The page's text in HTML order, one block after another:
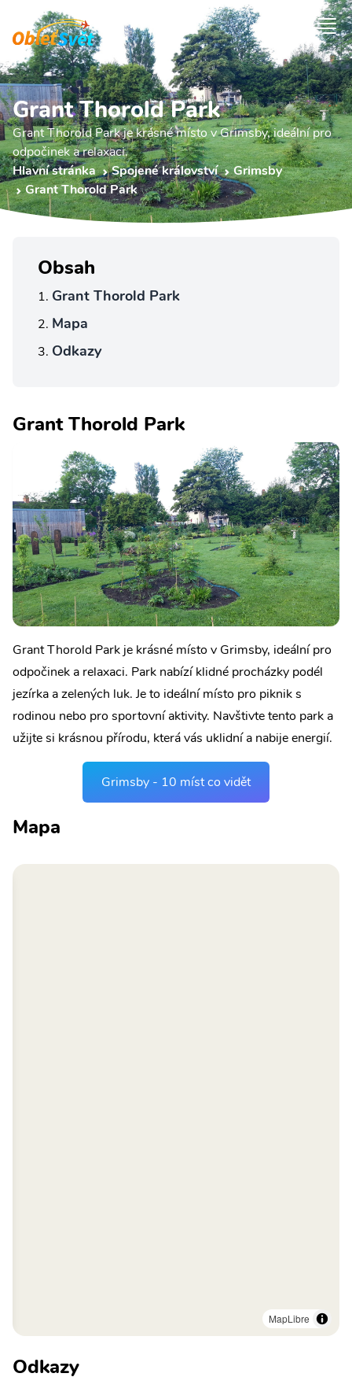
Grant Thorold Park
Grant Thorold Park je krásné místo v Grimsby, ideální pro
odpočinek a relaxaci.
Hlavní stránka
Spojené království
Grimsby
Grant Thorold Park
Obsah
Grant Thorold Park
Mapa
Odkazy
Grant Thorold Park
Grant Thorold Park je krásné místo v Grimsby, ideální pro
odpočinek a relaxaci. Park nabízí klidné procházky podél
jezírka a zelených luk. Je to ideální místo pro piknik s
rodinou nebo pro sportovní aktivity. Navštivte tento park a
užijte si krásnou přírodu, která vás uklidní a nabije energií.
Grimsby - 10 míst co vidět
Mapa
MapLibre
Odkazy